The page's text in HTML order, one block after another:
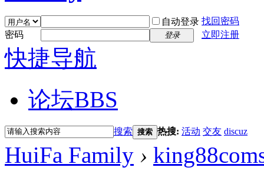
自动登录 找回密码
密码
登录 立即注册
快捷导航
论坛BBS
搜索 搜索 热搜: 活动 交友 discuz
HuiFa Family ›